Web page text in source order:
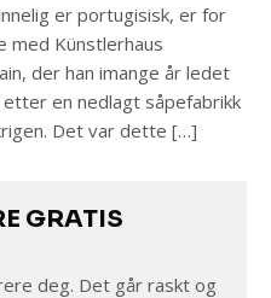
er portugisisk, er for
med Künstlerhaus
der han imange år ledet
etter en nedlagt såpefabrikk
Det var dette […]
GRATIS
deg. Det går raskt og